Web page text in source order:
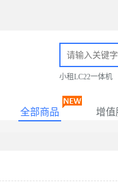
小租LC22一体机
全部商品 增值